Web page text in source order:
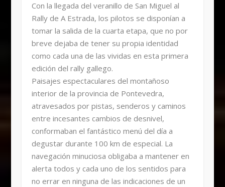
Con la llegada del veranillo de San Miguel al
Rally de A Estrada, los pilotos se disponían a
tomar la salida de la cuarta etapa, que no por
breve dejaba de tener su propia identidad
como cada una de las vividas en esta primera
edición del rally gallego.
Paisajes espectaculares del montañoso
interior de la provincia de Pontevedra,
atravesados por pistas, senderos y caminos
entre incesantes cambios de desnivel,
conformaban el fantástico menú del día a
degustar durante 100 km de especial. La
navegación minuciosa obligaba a mantener en
alerta todos y cada uno de los sentidos para
no errar en ninguna de las indicaciones de un